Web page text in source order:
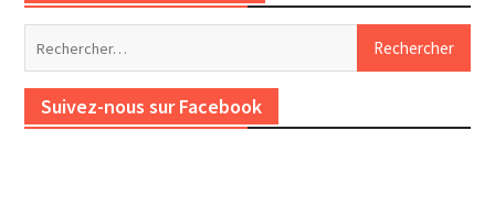
Suivez-nous sur Facebook